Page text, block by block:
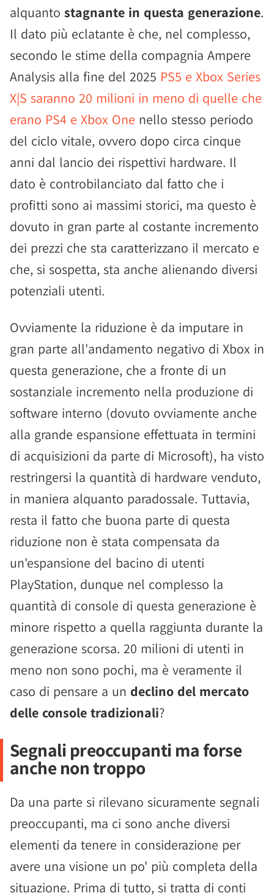
alquanto stagnante in questa generazione.
Il dato più eclatante è che, nel complesso,
secondo le stime della compagnia Ampere
Analysis alla fine del 2025 PS5 e Xbox Series
X|S saranno 20 milioni in meno di quelle che
erano PS4 e Xbox One nello stesso periodo
del ciclo vitale, ovvero dopo circa cinque
anni dal lancio dei rispettivi hardware. Il
dato è controbilanciato dal fatto che i
profitti sono ai massimi storici, ma questo è
dovuto in gran parte al costante incremento
dei prezzi che sta caratterizzano il mercato e
che, si sospetta, sta anche alienando diversi
potenziali utenti.
Ovviamente la riduzione è da imputare in
gran parte all'andamento negativo di Xbox in
questa generazione, che a fronte di un
sostanziale incremento nella produzione di
software interno (dovuto ovviamente anche
alla grande espansione effettuata in termini
di acquisizioni da parte di Microsoft), ha visto
restringersi la quantità di hardware venduto,
in maniera alquanto paradossale. Tuttavia,
resta il fatto che buona parte di questa
riduzione non è stata compensata da
un'espansione del bacino di utenti
PlayStation, dunque nel complesso la
quantità di console di questa generazione è
minore rispetto a quella raggiunta durante la
generazione scorsa. 20 milioni di utenti in
meno non sono pochi, ma è veramente il
caso di pensare a un declino del mercato
delle console tradizionali?
Segnali preoccupanti ma forse
anche non troppo
Da una parte si rilevano sicuramente segnali
preoccupanti, ma ci sono anche diversi
elementi da tenere in considerazione per
avere una visione un po' più completa della
situazione. Prima di tutto, si tratta di conti